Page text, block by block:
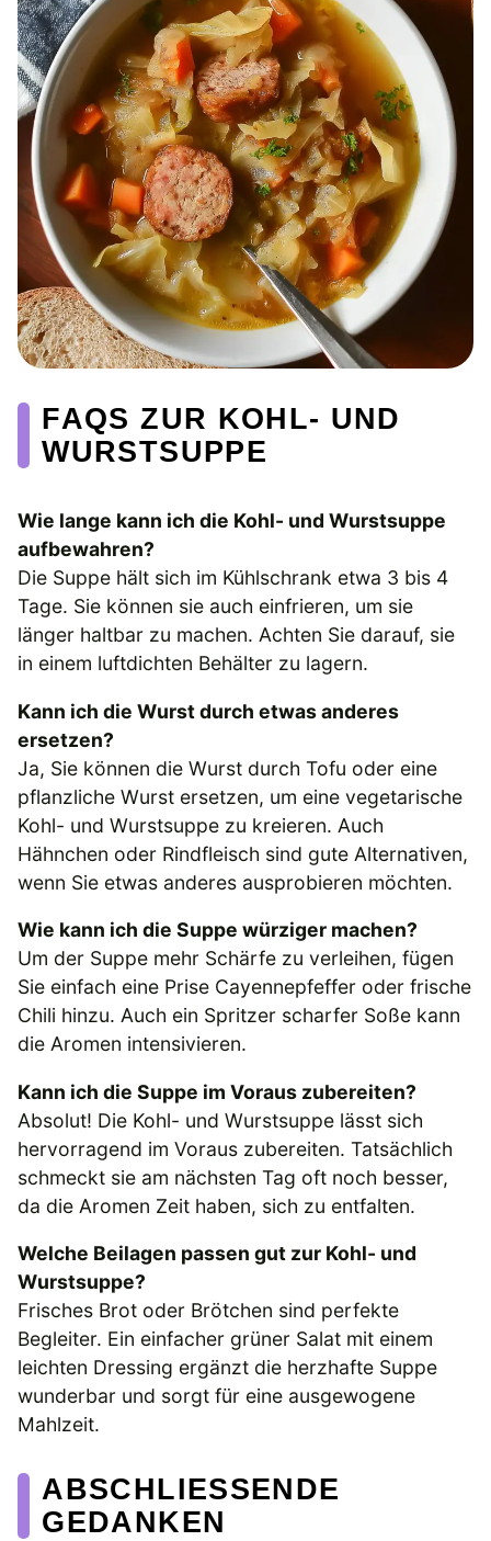
FAQS ZUR KOHL- UND
WURSTSUPPE
Wie lange kann ich die Kohl- und Wurstsuppe
aufbewahren?
Die Suppe hält sich im Kühlschrank etwa 3 bis 4
Tage. Sie können sie auch einfrieren, um sie
länger haltbar zu machen. Achten Sie darauf, sie
in einem luftdichten Behälter zu lagern.
Kann ich die Wurst durch etwas anderes
ersetzen?
Ja, Sie können die Wurst durch Tofu oder eine
pflanzliche Wurst ersetzen, um eine vegetarische
Kohl- und Wurstsuppe zu kreieren. Auch
Hähnchen oder Rindfleisch sind gute Alternativen,
wenn Sie etwas anderes ausprobieren möchten.
Wie kann ich die Suppe würziger machen?
Um der Suppe mehr Schärfe zu verleihen, fügen
Sie einfach eine Prise Cayennepfeffer oder frische
Chili hinzu. Auch ein Spritzer scharfer Soße kann
die Aromen intensivieren.
Kann ich die Suppe im Voraus zubereiten?
Absolut! Die Kohl- und Wurstsuppe lässt sich
hervorragend im Voraus zubereiten. Tatsächlich
schmeckt sie am nächsten Tag oft noch besser,
da die Aromen Zeit haben, sich zu entfalten.
Welche Beilagen passen gut zur Kohl- und
Wurstsuppe?
Frisches Brot oder Brötchen sind perfekte
Begleiter. Ein einfacher grüner Salat mit einem
leichten Dressing ergänzt die herzhafte Suppe
wunderbar und sorgt für eine ausgewogene
Mahlzeit.
ABSCHLIESSENDE G
EDANKEN